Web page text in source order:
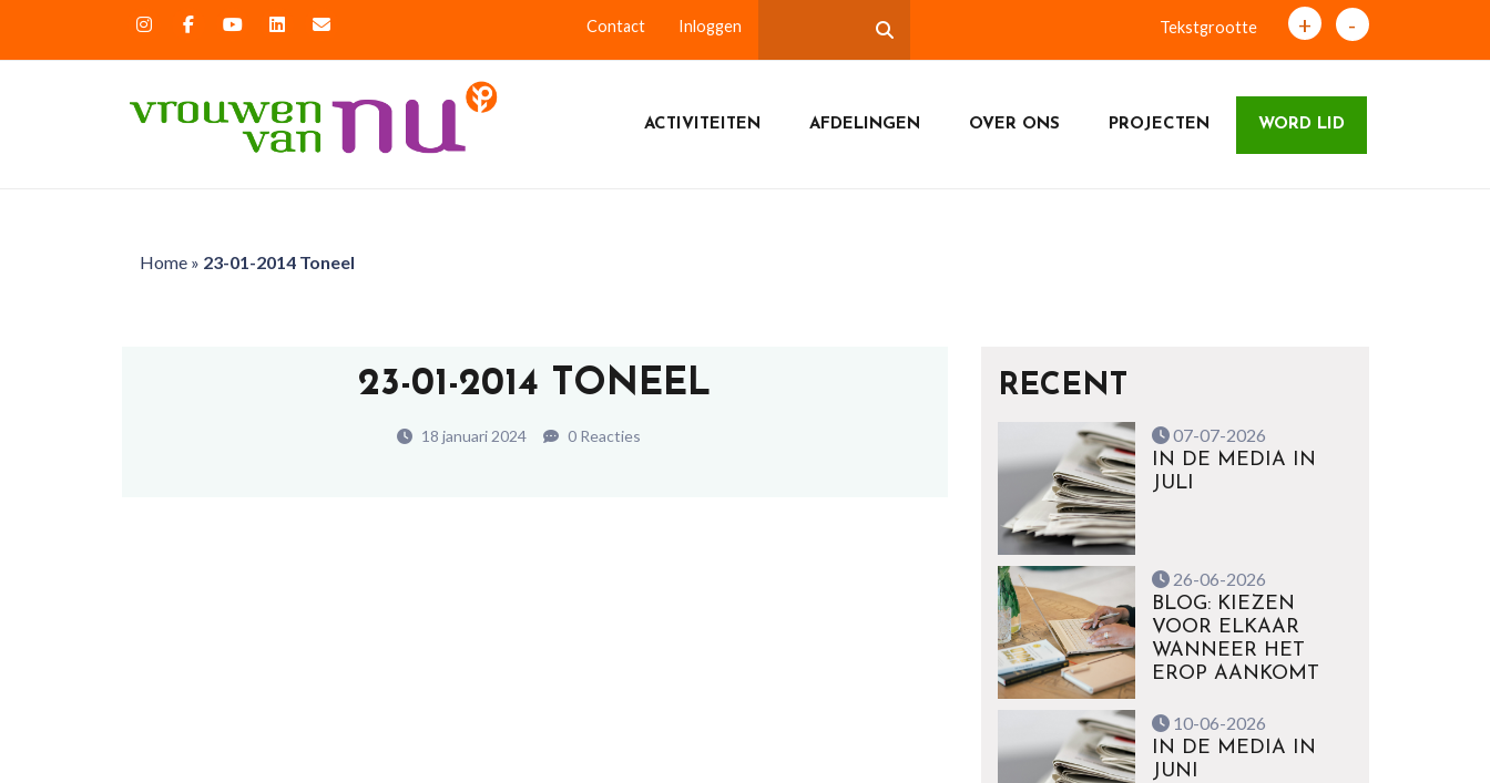
Contact Inloggen Tekstgrootte + -
ACTIVITEITEN AFDELINGEN OVER ONS PROJECTEN WORD LID
Home» 23-01-2014 Toneel
23-01-2014 TONEEL
18 januari 2024 0 Reacties
RECENT
07-07-2026
IN DE MEDIA IN
JULI
26-06-2026
BLOG: KIEZEN
VOOR ELKAAR
WANNEER HET
EROP AANKOMT
10-06-2026
IN DE MEDIA IN
JUNI